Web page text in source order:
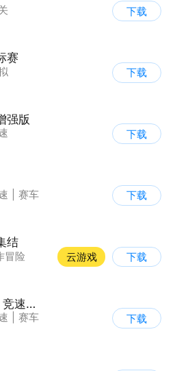
下载
赛
下载
强版
下载
赛车
下载
结
冒险
云游戏 下载
狂野飙车9：竞速传奇
赛车
下载